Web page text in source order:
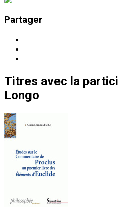
Partager
Titres avec la
Longo